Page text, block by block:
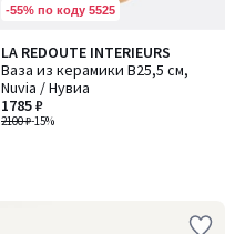
-55% по коду 5525
LA REDOUTE INTERIEURS
Ваза из керамики В25,5 см,
Nuvia / Нувиа
2100 ₽-15%
1785 ₽